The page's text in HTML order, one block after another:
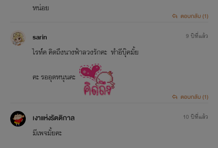
หน่อย
ตอบกลับ (1)
sarin
ไรท์์ค คิดถึงนางฟ้าลวงรักคะ ทำอีบุ๊คมั้ย
คะ รออุดหนุนคะ
9 ปีที่แล้ว
ตอบกลับ (1)
เงาแห่งรัตติกาล
มีเพจมั้ยคะ
10 ปีที่แล้ว